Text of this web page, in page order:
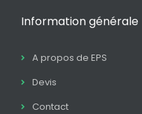
Information générale
A propos de EPS
Devis
Contact